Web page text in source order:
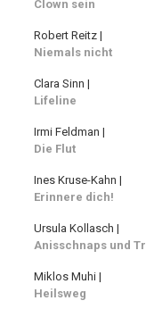
Clown sein
Robert Reitz |
Niemals nicht
Clara Sinn |
Lifeline
Irmi Feldman |
Die Flut
Ines Kruse-Kahn |
Erinnere dich!
Ursula Kollasch |
Anisschnaps und
Miklos Muhi |
Heilsweg